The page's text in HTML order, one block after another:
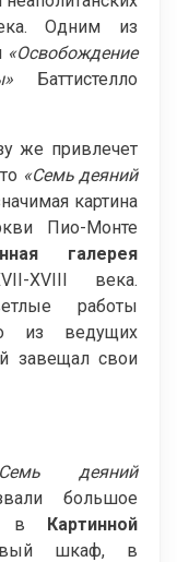
Одним из
«Освобождение
Баттистелло
же привлечет
«Семь деяний
картина
Пио-Монте
галерея
XVIII века.
работы
из ведущих
завещал свои
деяний
большое
в Картинной
шкаф, в